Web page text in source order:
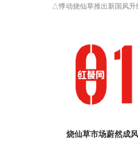
△悸动烧仙草推出新国风升
烧仙草市场蔚然成风